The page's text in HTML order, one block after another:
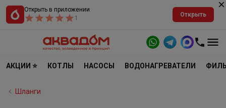
Открыть в приложении
1
Открыть
АКЦИИ ⭐ КОТЛЫ НАСОСЫ ВОДОНАГРЕВАТЕЛИ
Шланги